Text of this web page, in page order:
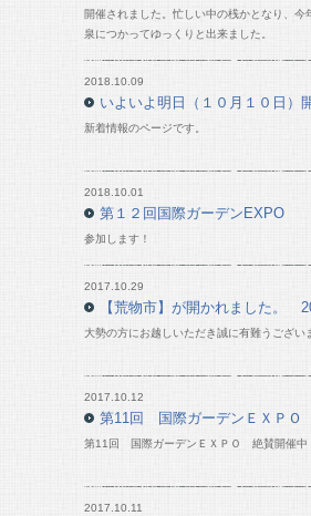
開催されました。忙しい中の桟かとなり、今
泉につかってゆっくりと出来ました。
2018.10.09
いよいよ明日（１０月１０日）
新着情報のページです。
2018.10.01
第１２回国際ガーデンEXPO
参加します！
2017.10.29
【荒物市】が開かれました。
大勢の方にお越しいただき誠に有難うござい
2017.10.12
第11回 国際ガーデンＥＸＰＯ
第11回 国際ガーデンＥＸＰＯ 絶賛開催中
2017.10.11